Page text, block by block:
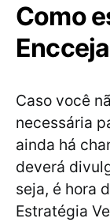
Como
Caso você
necessária
ainda há
deverá
seja, é hora
Estratégia